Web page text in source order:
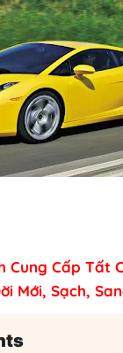
Cung Cấp Tất
Mới, Sạch,